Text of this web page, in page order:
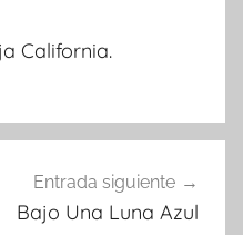
California.
Entrada siguiente
Bajo Una Luna Azul